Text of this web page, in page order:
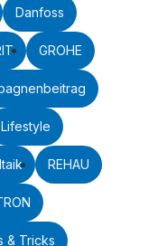
Danfoss
GROHE
Lifestyle
REHAU
& Tricks